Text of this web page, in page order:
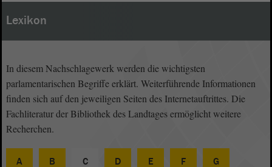
Lexikon
In diesem Nachschlagewerk werden die wichtigsten
parlamentarischen Begriffe erklärt. Weiterführende Informationen
finden sich auf den jeweiligen Seiten des Internetauftrittes. Die
Fachliteratur der Bibliothek des Landtages ermöglicht weitere
Recherchen.
A B C D E F G